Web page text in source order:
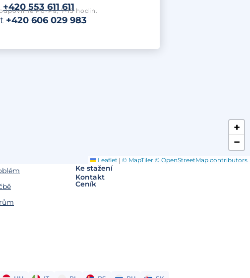
+
−
Leaflet | © MapTiler © OpenStreetMap contributors
+420 553 611 611
Po-Pá, 7-15 hodin.
+420 606 029 983
Často kladené dotazy
Ke stažení
Kontakt
Ceník